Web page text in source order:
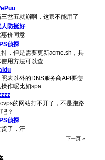
三岔五就崩啊，这家不能用了
人防挺好
惠价同意
侦探
持，但是需要更新acme.sh，具
使用方法可以查
照表以外的DNS服务商API要怎
操作呢比如spa
的网站打不开了，不是跑路
吧？
侦探
货了，汗
下一页 »